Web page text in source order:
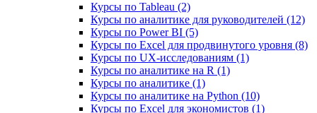
Курсы по Tableau (2)
Курсы по аналитике для руководителей (12)
Курсы по Power BI (5)
Курсы по Excel для продвинутого уровня (8)
Курсы по UX‑исследованиям (1)
Курсы по аналитике на R (1)
Курсы по аналитике (1)
Курсы по аналитике на Python (10)
Курсы по Excel для экономистов (1)